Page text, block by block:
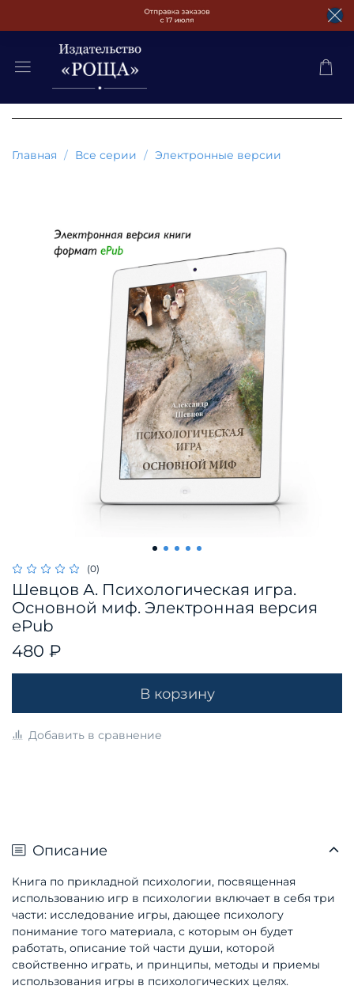
Главная Все серии Электронные версии
(0)
Шевцов А. Психологическая игра.
Основной миф. Электронная версия
ePub
480 ₽
В корзину
Добавить в сравнение
Описание
Книга по прикладной психологии, посвященная
использованию игр в психологии включает в себя три
части: исследование игры, дающее психологу
понимание того материала, с которым он будет
работать, описание той части души, которой
свойственно играть, и принципы, методы и приемы
использования игры в психологических целях.